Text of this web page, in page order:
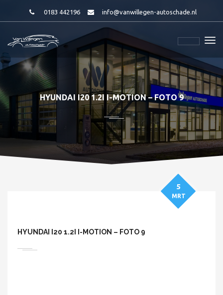
0183 442196 info@vanwillegen-autoschade.nl
HYUNDAI I20 1.2I I-MOTION – FOTO 9
HYUNDAI I20 1.2I I-MOTION – FOTO 9
5
MRT